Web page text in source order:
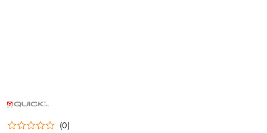
NAZWA
PRODUCENTA:
(0)